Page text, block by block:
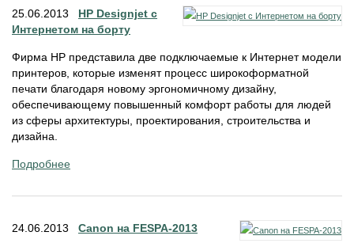
25.06.2013 HP Designjet с
Интернетом на борту
Фирма HP представила две подключаемые к Интернет модели
принтеров, которые изменят процесс широкоформатной
печати благодаря новому эргономичному дизайну,
обеспечивающему повышенный комфорт работы для людей
из сферы архитектуры, проектирования, строительства и
дизайна.
Подробнее
24.06.2013 Canon на FESPA-2013